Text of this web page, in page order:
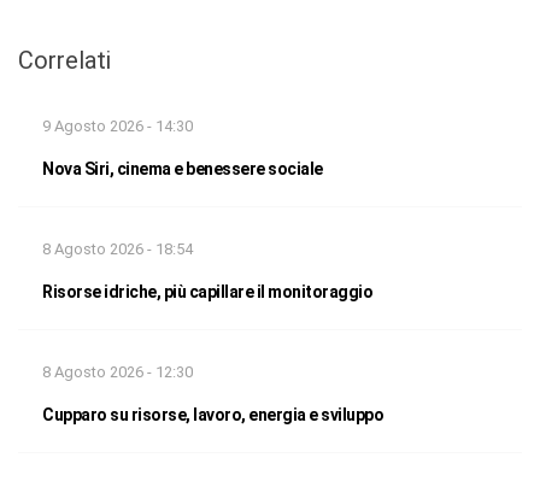
Correlati
9 Agosto 2026 - 14:30
Nova Siri, cinema e benessere sociale
8 Agosto 2026 - 18:54
Risorse idriche, più capillare il monitoraggio
8 Agosto 2026 - 12:30
Cupparo su risorse, lavoro, energia e sviluppo